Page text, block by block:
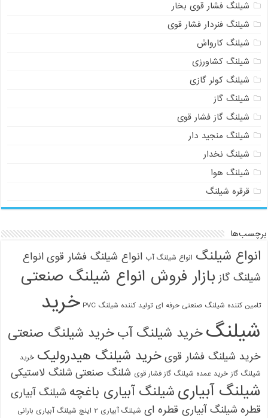
شیلنگ فشار قوی بخار
شیلنگ فنردار فشار قوی
شیلنگ کارواش
شیلنگ کشاورزی
شیلنگ کولر گازی
شیلنگ گاز
شیلنگ گاز فشار قوی
شیلنگ منجید دار
شیلنگ نخدار
شیلنگ هوا
قرقره شیلنگ
برچسب‌ها
انواع شیلنگ انواع شیلنگ آب انواع شیلنگ فشار قوی انواع
شیلنگ گاز بازار فروش انواع شیلنگ صنعتی
تامین کننده شیلنگ صنعتی حرفه ای تولید کننده شیلنگ PVC
خرید
شیلنگخرید شیلنگ آبخرید شیلنگ صنعتی
خرید شیلنگ فشار قوی خرید شیلنگ هیدرولیک خرید
شیلنگ گاز خرید عمده شیلنگ گاز فشار قوی شلنگ صنعتی شلنگ لاستیکی
شیلنگ آبیاری شیلنگ آبیاری باغچه شیلنگ آبیاری
قطره شیلنگ آبیاری قطره ای شیلنگ آبیاری ۲ اینچ شیلنگ آبیاری بارانی